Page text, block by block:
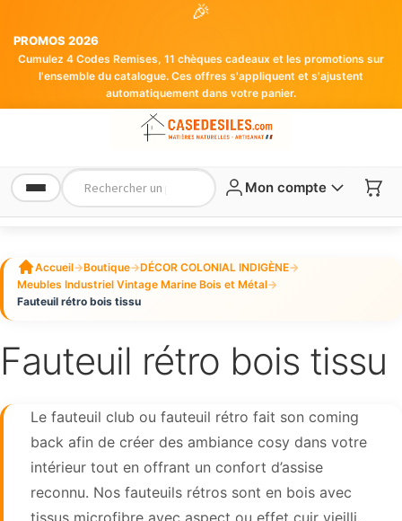
🎉
PROMOS 2026
Cumulez 4 Codes Remises, 11 chèques cadeaux et les promotions sur
l'ensemble du catalogue. Ces offres s'appliquent et s'ajustent
automatiquement dans votre panier.
Mon compte
Accueil→Boutique→DÉCOR COLONIAL INDIGÈNE→
Meubles Industriel Vintage Marine Bois et Métal→
Fauteuil rétro bois tissu
Fauteuil rétro bois tissu
Le fauteuil club ou fauteuil rétro fait son coming
back afin de créer des ambiance cosy dans votre
intérieur tout en offrant un confort d’assise
reconnu. Nos fauteuils rétros sont en bois avec
tissus microfibre avec aspect ou effet cuir vieilli.